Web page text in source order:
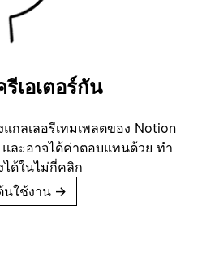
เอเตอร์กัน
กลเลอรีเทมเพลตของ Notion
ละอาจได้ค่าตอบแทนด้วย ทำ
ได้ในไม่กี่คลิก
นใช้งาน →